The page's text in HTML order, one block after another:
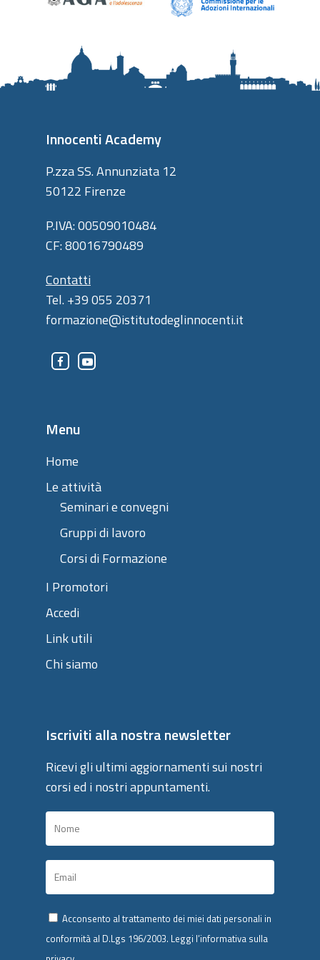
Innocenti Academy
P.zza SS. Annunziata 12
50122 Firenze
P.IVA: 00509010484
CF: 80016790489
Contatti
Tel. +39 055 20371
formazione@istitutodeglinnocenti.it
Menu
Home
Le attività
Seminari e convegni
Gruppi di lavoro
Corsi di Formazione
I Promotori
Accedi
Link utili
Chi siamo
Iscriviti alla nostra newsletter
Ricevi gli ultimi aggiornamenti sui nostri
corsi ed i nostri appuntamenti.
Acconsento al trattamento dei miei dati personali in
conformità al D.Lgs 196/2003. Leggi l’informativa sulla